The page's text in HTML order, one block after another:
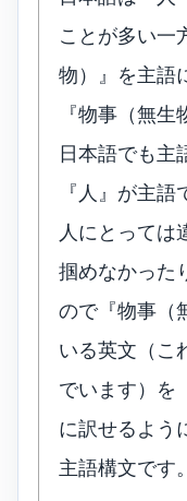
ことが多い一
物）』を主語
『物事（無
日本語でも主
『人』が主
人にとっては
掴めなかった
ので『物事（
いる英文（こ
でいます）を
に訳せるよう
主語構文です。